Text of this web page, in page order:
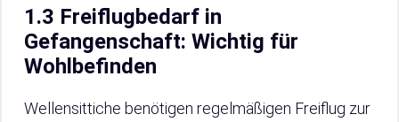
1.3 Freiflugbedarf in
Gefangenschaft: Wichtig für
Wohlbefinden
Wellensittiche benötigen regelmäßigen Freiflug zur